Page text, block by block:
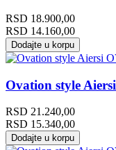
RSD 18.900,00
RSD 14.160,00
Dodajte u korpu
Ovation style
RSD 21.240,00
RSD 15.340,00
Dodajte u korpu